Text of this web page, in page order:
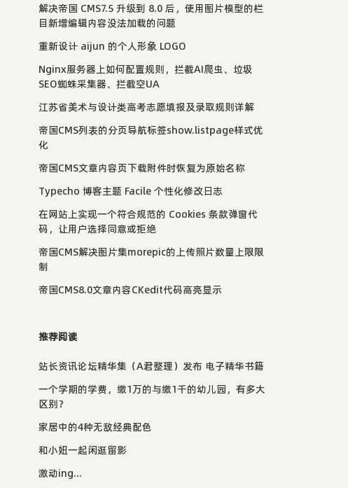
解决帝国 CMS7.5 升级到 8.0 后，使用图片模型的栏
目新增编辑内容没法加载的问题
重新设计 aijun 的个人形象 LOGO
Nginx服务器上如何配置规则，拦截AI爬虫、垃圾
SEO蜘蛛采集器、拦截空UA
江苏省美术与设计类高考志愿填报及录取规则详解
帝国CMS列表的分页导航标签show.listpage样式优
化
帝国CMS文章内容页下载附件时恢复为原始名称
Typecho 博客主题 Facile 个性化修改日志
在网站上实现一个符合规范的 Cookies 条款弹窗代
码，让用户选择同意或拒绝
帝国CMS解决图片集morepic的上传照片数量上限限
制
帝国CMS8.0文章内容CKedit代码高亮显示
推荐阅读
站长资讯论坛精华集（A君整理）发布 电子精华书籍
一个学期的学费，缴1万的与缴1千的幼儿园，有多大
区别？
家居中的4种无敌经典配色
和小妞一起闲逛留影
激动ing...